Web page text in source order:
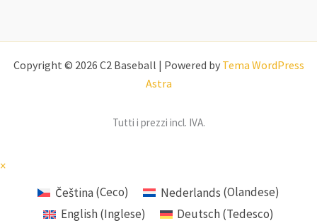
Copyright © 2026 C2 Baseball | Powered by Tema WordPress
Astra
Tutti i prezzi incl. IVA.
×
Čeština(Ceco) Nederlands (Olandese)
English(Inglese) Deutsch(Tedesco)